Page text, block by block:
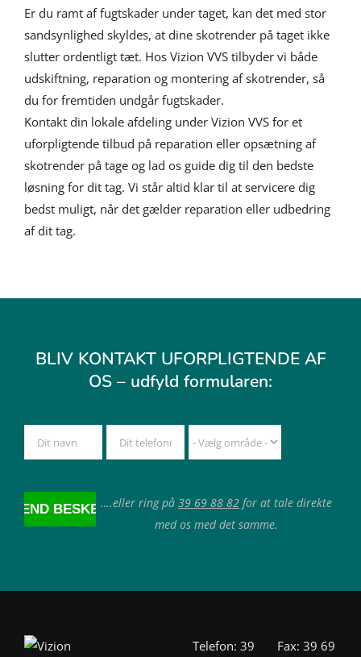
Er du ramt af fugtskader under taget, kan det med stor
sandsynlighed skyldes, at dine skotrender på taget ikke
slutter ordentligt tæt. Hos Vizion VVS tilbyder vi både
udskiftning, reparation og montering af skotrender, så
du for fremtiden undgår fugtskader.
Kontakt din lokale afdeling under Vizion VVS for et
uforpligtende tilbud på reparation eller opsætning af
skotrender på tage og lad os guide dig til den bedste
løsning for dit tag. Vi står altid klar til at servicere dig
bedst muligt, når det gælder reparation eller udbedring
af dit tag.
BLIV KONTAKT UFORPLIGTENDE AF
OS – udfyld formularen:
….eller ring på39 69 88 82 for at tale direkte
med os med det samme.
Telefon: 39 Fax: 39 69